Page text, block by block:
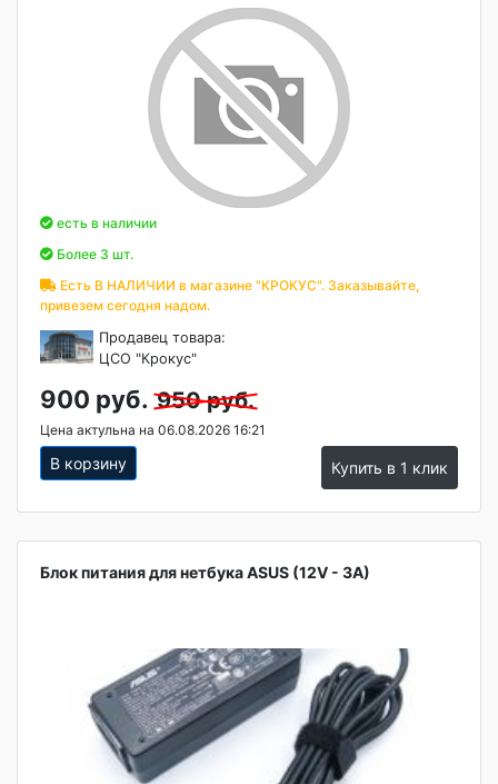
есть в наличии
Более 3 шт.
Есть В НАЛИЧИИ в магазине "КРОКУС". Заказывайте,
привезем сегодня надом.
Продавец товара:
ЦСО "Крокус"
900 руб. 950 руб.
Цена актульна на 06.08.2026 16:21
В корзину Купить в 1 клик
Блок питания для нетбука ASUS (12V - 3A)